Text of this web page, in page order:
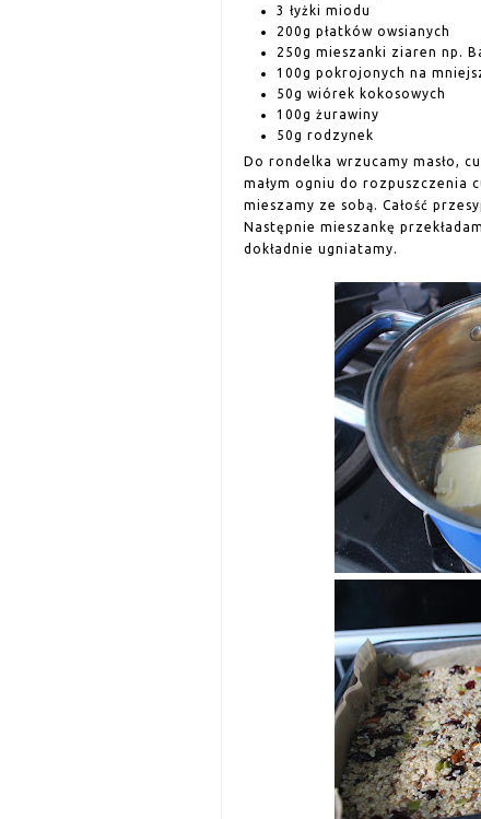
3 łyżki miodu
200g płatków owsianych
250g mieszanki ziaren np.
100g pokrojonych na
50g wiórek kokosowych
100g żurawiny
50g rodzynek
Do rondelka wrzucamy masło,
małym ogniu do rozpuszczenia
mieszamy ze sobą. Całość
Następnie mieszankę
dokładnie ugniatamy.